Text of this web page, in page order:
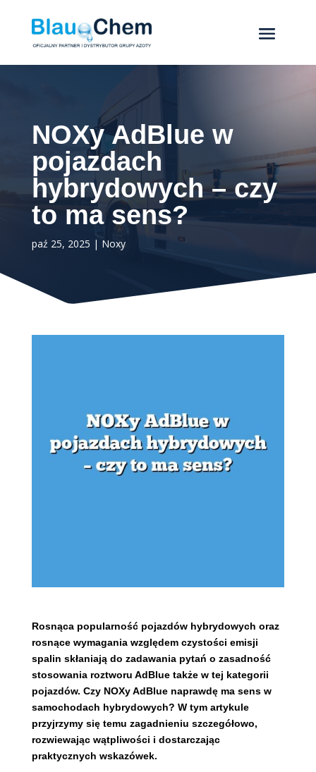
NOXy AdBlue w
pojazdach
hybrydowych – czy
to ma sens?
paź 25, 2025 | Noxy
Rosnąca popularność pojazdów hybrydowych oraz
rosnące wymagania względem czystości emisji
spalin skłaniają do zadawania pytań o zasadność
stosowania roztworu AdBlue także w tej kategorii
pojazdów. Czy NOXy AdBlue naprawdę ma sens w
samochodach hybrydowych? W tym artykule
przyjrzymy się temu zagadnieniu szczegółowo,
rozwiewając wątpliwości i dostarczając
praktycznych wskazówek.